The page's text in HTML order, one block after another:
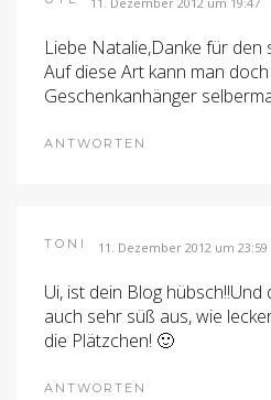
Liebe Natalie,Danke für den
Auf diese Art kann man
Geschenkanhänger
ANTWORTEN
TONI 11. Dezember 2012 um 23:59
Ui, ist dein Blog
auch sehr süß aus, wie
die Plätzchen! 🙂
ANTWORTEN